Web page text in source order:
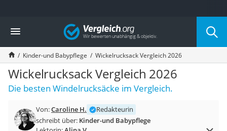
Die beliebtesten Vergleiche nach Kategorie
Kind & Baby
Babyphone mit 2 Kameras
Walkie-Talkie Kinder
Kindermatratzen
Babywippe
Rollschuhe für Kinder
Laufrad
Kinderschubkarre
Vergleich
Kinder-und Babypflege Wickelrucksack Vergleich 2026
Wickelrucksack Vergleich 2026
Die besten Windelrucksäcke im Vergleich.
Von:Caroline H.
Redakteurin
schreibt über: Kinder-und Babypflege